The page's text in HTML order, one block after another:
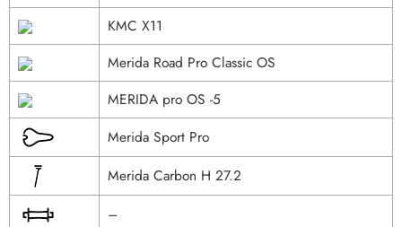
KMC X11
Merida Road Pro Classic OS
MERIDA pro OS -5
Merida Sport Pro
Merida Carbon H 27.2
–